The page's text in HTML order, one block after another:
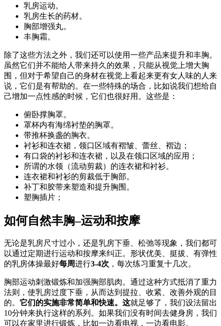
乳房运动。
乳房生长的药材。
胸部增强丸。
丰胸霜。
除了这些方法之外，我们还可以使用一些产品来提升和丰胸。
虽然它们并不能给人带来持久的效果，只能从视觉上增大胸
围，但对于希望自己的身材在视觉上看起来更有女人味的人来
说，它们是有帮助的。在一些特殊的场合，比如说我们想给自
己增加一点性感的时候，它们也很好用。这些是：
俯卧撑胸罩。
罩杯内有海绵衬垫的胸罩。
带推杯换盏的胸衣。
衬衫和连衣裙，领口区域有褶皱、蕾丝、褶边；
有口袋的衬衫和连衣裙，以及在领口区域的应用；
所谓的水领（流动剪裁）的连衣裙和衬衫。
连衣裙和衬衫的剪裁低于胸部。
补丁和胶带来塑造和提升胸围。
塑胸插片；
如何自然丰胸–运动和按摩
无论是乳房尺寸过小，还是乳房下垂、松弛等现象，我们都可
以通过定期进行运动和按摩来纠正。形状优美、挺拔、有弹性
的乳房体操最好每周进行3-4次 ，每次练习重复十几次。
胸部运动刺激锻炼和加强胸部肌肉。通过这种方式抵消了重力
法则，使乳房过度下垂，从而达到提拉、收紧、改善外观的目
的。 它们的实施非常简单和快速。这就足够了，我们设法留出
10分钟来执行这样的系列。如果我们没有时间去健身房，我们
可以在家里进行锻炼，比如一边看电视，一边看电影。